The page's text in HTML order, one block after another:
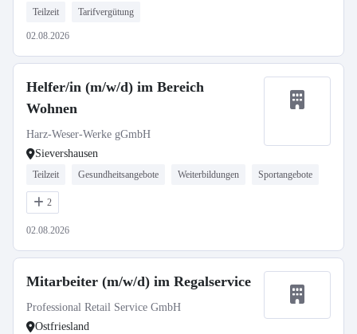
Teilzeit Tarifvergütung
02.08.2026
Helfer/in (m/w/d) im Bereich
Wohnen
Harz-Weser-Werke gGmbH
Sievershausen
Teilzeit Gesundheitsangebote Weiterbildungen Sportangebote
2
02.08.2026
Mitarbeiter (m/w/d) im Regalservice
Professional Retail Service GmbH
Ostfriesland